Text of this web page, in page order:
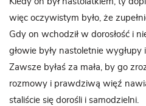
więc oczywistym było, że
Gdy on wchodził w dorosłość i
głowie były nastoletnie
Zawsze byłaś za mała, by go
rozmowy i prawdziwą więź
staliście się dorośli i samodzielni.